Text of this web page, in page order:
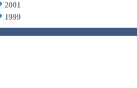
2001
1999